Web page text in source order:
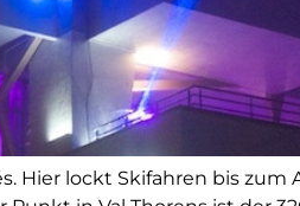
Hier lockt Skifahren bis zum